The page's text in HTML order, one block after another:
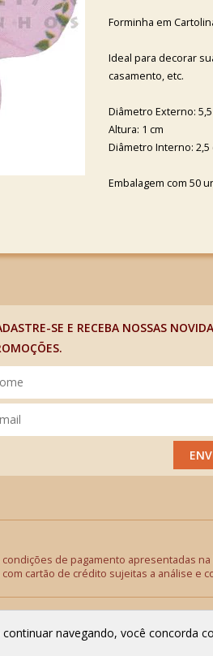
Forminha em
Ideal para decorar
casamento, etc.
Diâmetro Externo:
Altura: 1 cm
Diâmetro Interno: 2,5
Embalagem com 50
SE E RECEBA NOSSAS
condições de pagamento apresentadas
cartão de crédito sujeitas a análise e
navegando, você concorda